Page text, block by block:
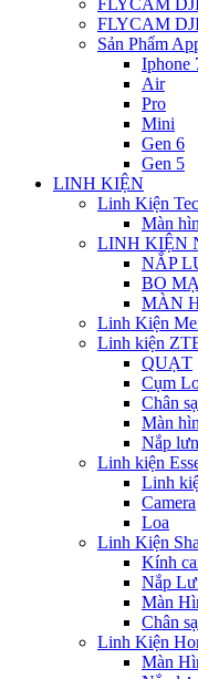
FLYCAM
FLYCAM
Sản Phẩm
Iphone
Air
Pro
Mini
Gen 6
Gen 5
LINH KIỆN
Linh Kiện
Màn
LINH KIỆN
NẮP
BO
MÀN
Linh Kiện
Linh kiện
QUẠT
Cụm
Chân
Màn
Nắp
Linh kiện
Linh
Camera
Loa
Linh Kiện
Kính
Nắp
Màn
Chân
Linh Kiện
Màn